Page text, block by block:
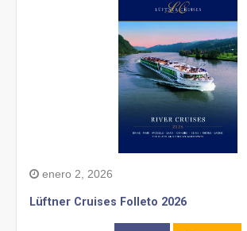
enero 2, 2026
Lüftner Cruises Folleto 2026